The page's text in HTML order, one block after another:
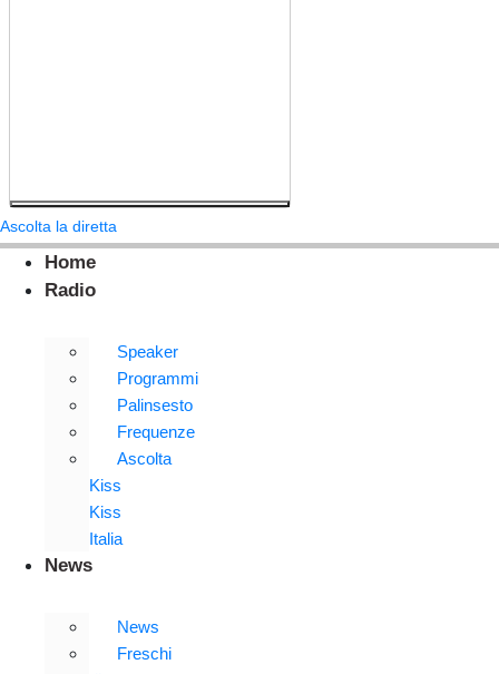
Ascolta la diretta
Home
Radio
Speaker
Programmi
Palinsesto
Frequenze
Ascolta
Kiss
Kiss
Italia
News
News
Freschi